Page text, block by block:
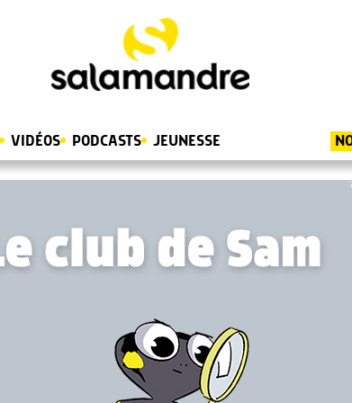
VIDÉOS PODCASTS JEUNESSE